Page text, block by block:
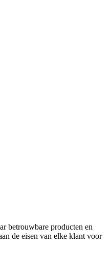
betrouwbare producten en
de eisen van elke klant voor